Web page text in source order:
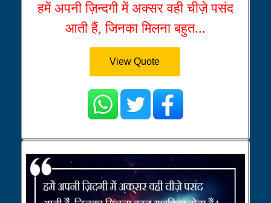
हमें अपनी ज़िन्दगी में अक्सर वही चीज़े पसंद
आती हैं, जिनका मिलना बहुत...
View Quote